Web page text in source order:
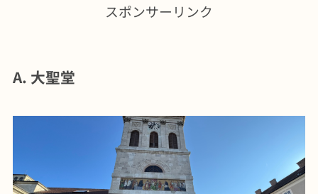
スポンサーリンク
A. 大聖堂